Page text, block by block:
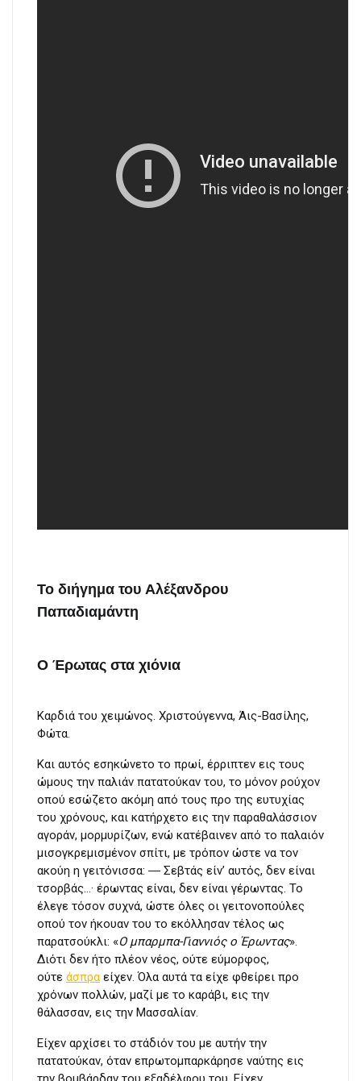
Το διήγημα του Αλέξανδρου
Παπαδιαμάντη
Ο Έρωτας στα χιόνια
Καρδιά του χειμώνος. Χριστούγεννα, Άις-Βασίλης,
Φώτα.
Και αυτός εσηκώνετο το πρωί, έρριπτεν εις τους
ώμους την παλιάν πατατούκαν του, το μόνον ρούχον
οπού εσώζετο ακόμη από τους προ της ευτυχίας
του χρόνους, και κατήρχετο εις την παραθαλάσσιον
αγοράν, μορμυρίζων, ενώ κατέβαινεν από το παλαιόν
μισογκρεμισμένον σπίτι, με τρόπον ώστε να τον
ακούη η γειτόνισσα: ― Σεβτάς είν’ αυτός, δεν είναι
τσορβάς…· έρωντας είναι, δεν είναι γέρωντας. Το
έλεγε τόσον συχνά, ώστε όλες οι γειτονοπούλες
οπού τον ήκουαν του το εκόλλησαν τέλος ως
παρατσούκλι: «Ο μπαρμπα-Γιαννιός ο Έρωντας».
Διότι δεν ήτο πλέον νέος, ούτε εύμορφος,
ούτε άσπρα είχεν. Όλα αυτά τα είχε φθείρει προ
χρόνων πολλών, μαζί με το καράβι, εις την
θάλασσαν, εις την Μασσαλίαν.
Είχεν αρχίσει το στάδιόν του με αυτήν την
πατατούκαν, όταν επρωτομπαρκάρησε ναύτης εις